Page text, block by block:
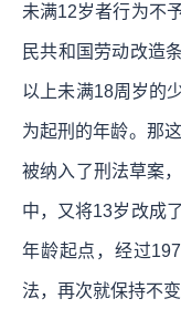
未满12岁者行为不
民共和国劳动改造
以上未满18周岁的
为起刑的年龄。那
被纳入了刑法草案
中，又将13岁改成
年龄起点，经过
法，再次就保持不